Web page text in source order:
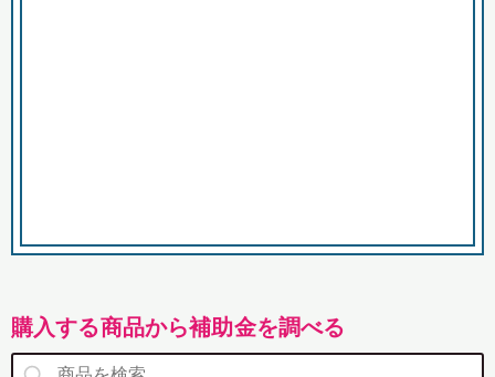
購入する商品から補助金を調べる